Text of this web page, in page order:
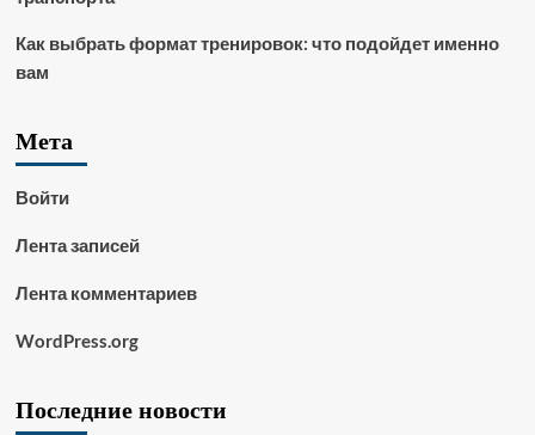
Как выбрать формат тренировок: что подойдет именно
вам
Мета
Войти
Лента записей
Лента комментариев
WordPress.org
Последние новости